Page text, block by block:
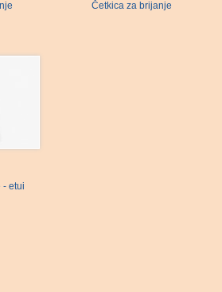
Četkica za brijanje
- etui